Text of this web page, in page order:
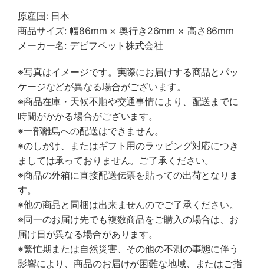
原産国: 日本
商品サイズ: 幅86mm × 奥行き26mm × 高さ86mm
メーカー名: デビフペット株式会社
※写真はイメージです。実際にお届けする商品とパッ
ケージなどが異なる場合がございます。
※商品在庫・天候不順や交通事情により、配送までに
時間がかかる場合がございます。
※一部離島への配送はできません。
※のしがけ、またはギフト用のラッピング対応につき
ましては承っておりません。ご了承ください。
※商品の外箱に直接配送伝票を貼っての出荷となりま
す。
※他の商品と同梱は出来ませんのでご了承ください。
※同一のお届け先でも複数商品をご購入の場合は、お
届け日が異なる場合があります。
※繁忙期または自然災害、その他の不測の事態に伴う
影響により、商品のお届けが困難な地域、またはご指